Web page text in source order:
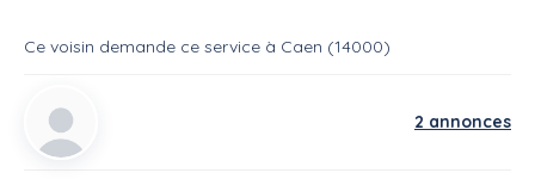
Ce voisin demande ce service à Caen (14000)
2 annonces